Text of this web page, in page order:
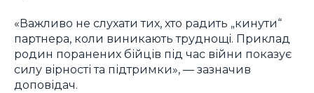
«Важливо не слухати тих, хто радить „кинути“
партнера, коли виникають труднощі. Приклад
родин поранених бійців під час війни показує
силу вірності та підтримки», — зазначив
доповідач.